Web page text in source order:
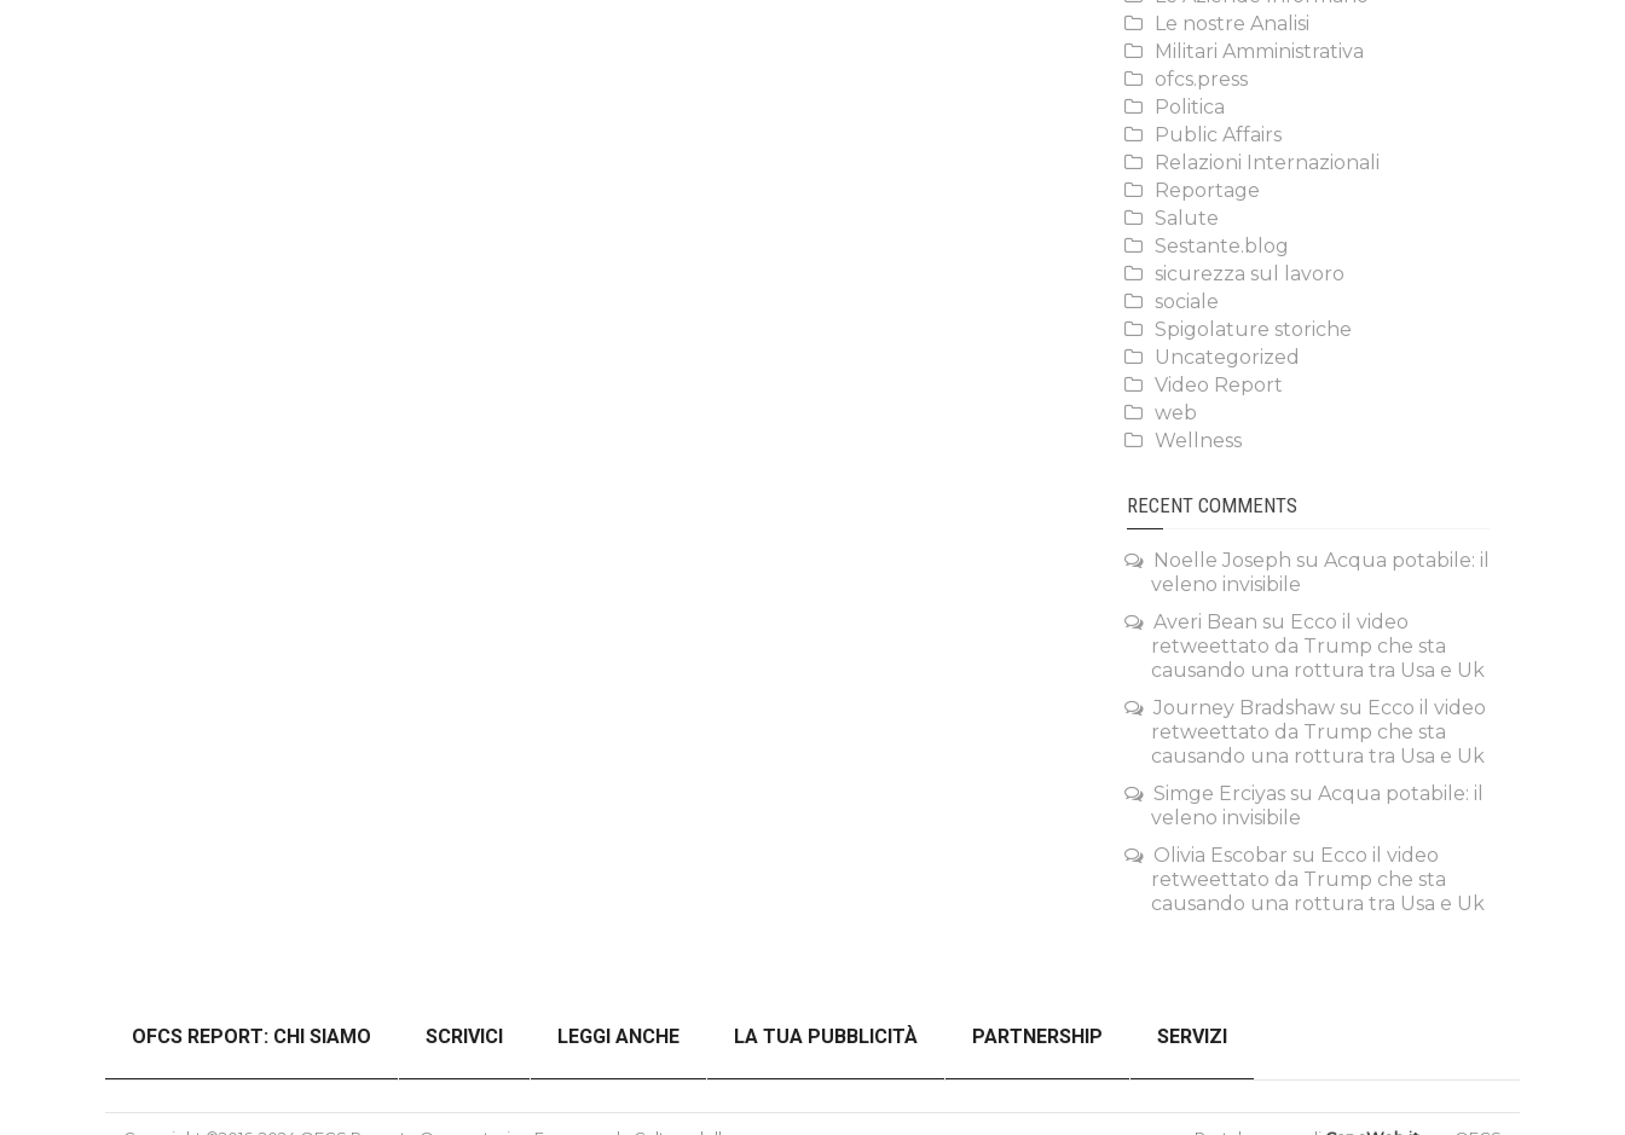
Le nostre Analisi
Militari Amministrativa
ofcs.press
Politica
Public Affairs
Relazioni Internazionali
Reportage
Salute
Sestante.blog
sicurezza sul lavoro
sociale
Spigolature storiche
Uncategorized
Video Report
web
Wellness
RECENT COMMENTS
Noelle Joseph su Acqua potabile: il
veleno invisibile
Averi Bean su Ecco il video
retweettato da Trump che sta
causando una rottura tra Usa e Uk
Journey Bradshaw su Ecco il video
retweettato da Trump che sta
causando una rottura tra Usa e Uk
Simge Erciyas su Acqua potabile: il
veleno invisibile
Olivia Escobar su Ecco il video
retweettato da Trump che sta
causando una rottura tra Usa e Uk
OFCS REPORT: CHI SIAMO SCRIVICI LEGGI ANCHE LA TUA PUBBLICITÀ PARTNERSHIP SERVIZI
#46989 (SENZA TITOLO) #48997 (SENZA TITOLO) ANALISI DEL CONFLITTO RUSSO-UCRAINO SENZA FILTRI CHECKOUT